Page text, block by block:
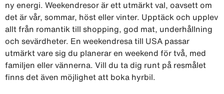
ny energi. Weekendresor är ett utmärkt val, oavsett om
det är vår, sommar, höst eller vinter. Upptäck och upplev
allt från romantik till shopping, god mat, underhållning
och sevärdheter. En weekendresa till USA passar
utmärkt vare sig du planerar en weekend för två, med
familjen eller vännerna. Vill du ta dig runt på resmålet
finns det även möjlighet att boka hyrbil.